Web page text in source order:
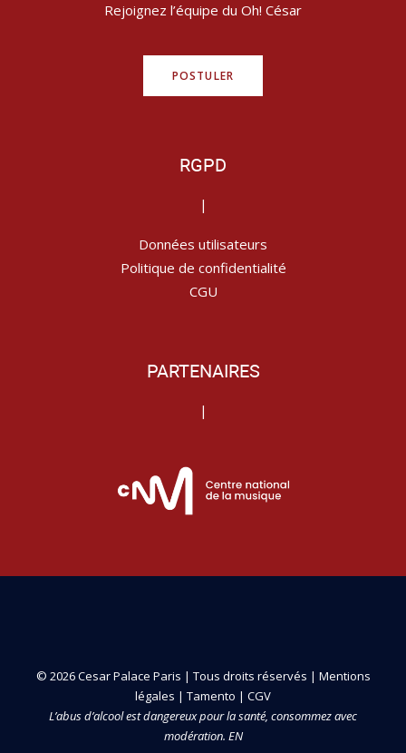
Rejoignez l’équipe du Oh! César
POSTULER
RGPD
|
Données utilisateurs
Politique de confidentialité
CGU
PARTENAIRES
|
© 2026 Cesar Palace Paris | Tous droits réservés | Mentions
légales | Tamento | CGV
L’abus d’alcool est dangereux pour la santé, consommez avec
modération. EN